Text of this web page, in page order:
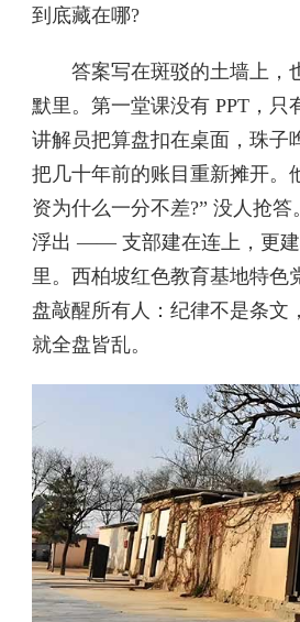
到底藏在哪?
答案写在斑驳的土墙上，
默里。第一堂课没有 PPT，只
讲解员把算盘扣在桌面，珠子
把几十年前的账目重新摊开。
资为什么一分不差?” 没人抢
浮出 —— 支部建在连上，更建
里。西柏坡红色教育基地特色
盘敲醒所有人：纪律不是条文
就全盘皆乱。